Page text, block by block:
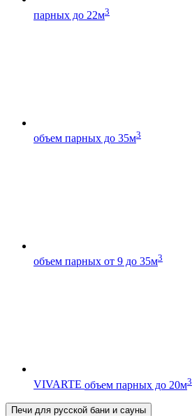
парных до 22м3
объем парных до 35м3
объем парных от 9 до 35м3
VIVARTE объем парных до 20м3
Печи для русской бани и сауны